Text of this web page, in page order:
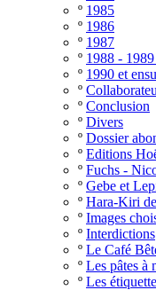
º 1985
º 1986
º 1987
º 1988 -
º 1990 et
º
º Conclusion
º Divers
º Dossier
º Editions
º Fuchs -
º Gebe et
º Hara-Kiri
º Images
º Interdictions
º Le Café
º Les pâtes à
º Les